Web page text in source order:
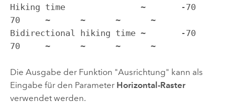
Hiking time               ~       -70
70     ~      ~      ~      ~
Bidirectional hiking time ~       -70
70     ~      ~      ~      ~
Die Ausgabe der Funktion "Ausrichtung" kann als
Eingabe für den Parameter Horizontal-Raster
verwendet werden.